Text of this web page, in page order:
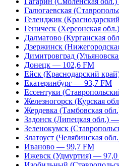
Галюгаевская
Геленджик
Геническ (Херсонская
Далматово (Курганская
Дзержинск
Димитровград
Донецк — 102,6 FM
Ейск (Краснодарский
Екатеринбург — 93,7 FM
Ессентуки
Железногорск (Курская
Жердевка (Тамбовская
Задонск (Липецкая обл.)
Зеленокумск
Златоуст (Челябинская
Иваново — 99,7 FM
Ижевск (Удмуртия) —